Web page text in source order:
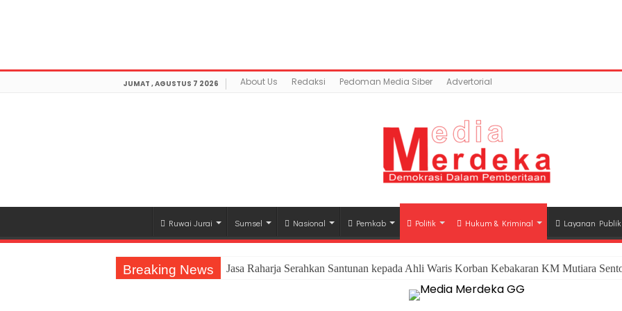
JUMAT , AGUSTUS 7 2026 About Us Redaksi Pedoman Media Siber Advertorial
Ruwai Jurai Sumsel Nasional Pemkab Politik Hukum & Kriminal Layanan Publik
Breaking News
Jasa Raharja Serahkan Santunan kepada Ahli Waris Korban Kebakaran KM Mutiara
Pemprov Lampung Berhasil Kendalikan Inflasi, Jadi Provinsi dengan Inflasi Terendah di